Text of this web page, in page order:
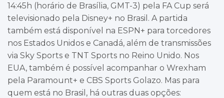
14:45h (horário de Brasília, GMT-3) pela FA Cup será
televisionado pela Disney+ no Brasil. A partida
também está disponível na ESPN+ para torcedores
nos Estados Unidos e Canadá, além de transmissões
via Sky Sports e TNT Sports no Reino Unido. Nos
EUA, também é possível acompanhar o Wrexham
pela Paramount+ e CBS Sports Golazo. Mas para
quem está no Brasil, há outras duas opções: